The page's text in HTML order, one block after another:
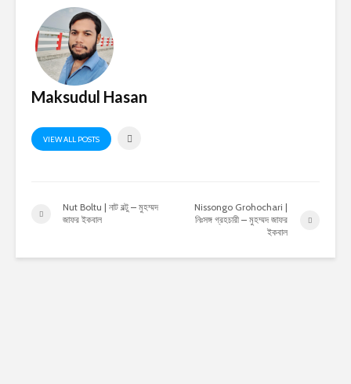
Maksudul Hasan
VIEW ALL POSTS
Nut Boltu | নাট বল্টু – মুহম্মদ
জাফর ইকবাল
Nissongo Grohochari |
নিঃসঙ্গ গ্রহচারী – মুহম্মদ জাফর
ইকবাল